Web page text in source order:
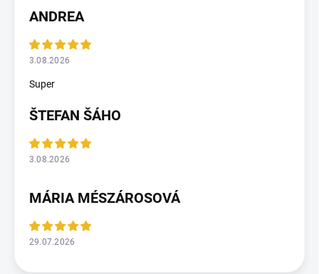
ANDREA
3.08.2026
Super
ŠTEFAN ŠÁHO
3.08.2026
MÁRIA MÉSZÁROSOVÁ
29.07.2026